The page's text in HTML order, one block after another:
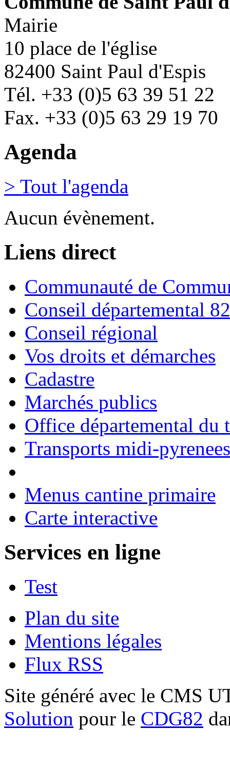
Mairie
10 place de l'église
82400 Saint Paul d'Espis
Tél. +33 (0)5 63 39 51 22
Fax. +33 (0)5 63 29 19 70
Agenda
> Tout l'agenda
Aucun évènement.
Liens direct
Communauté de
Conseil départemental 82
Conseil régional
Vos droits et démarches
Cadastre
Marchés publics
Office départemental du
Transports midi-pyrenees
Menus cantine primaire
Carte interactive
Services en ligne
Test
Plan du site
Mentions légales
Flux RSS
Site généré avec le CMS
Solution pour le CDG82